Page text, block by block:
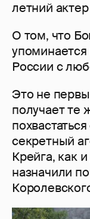
летний
О том, что
России с
Это не
получает те
секретный
Крейга, как
назначили